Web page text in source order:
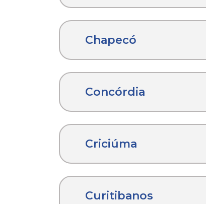
Chapecó
Concórdia
Criciúma
Curitibanos